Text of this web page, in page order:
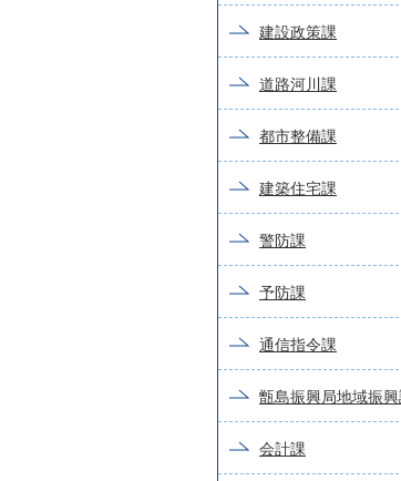
建設政策課
道路河川課
都市整備課
建築住宅課
警防課
予防課
通信指令課
甑島振興局地域振興
会計課